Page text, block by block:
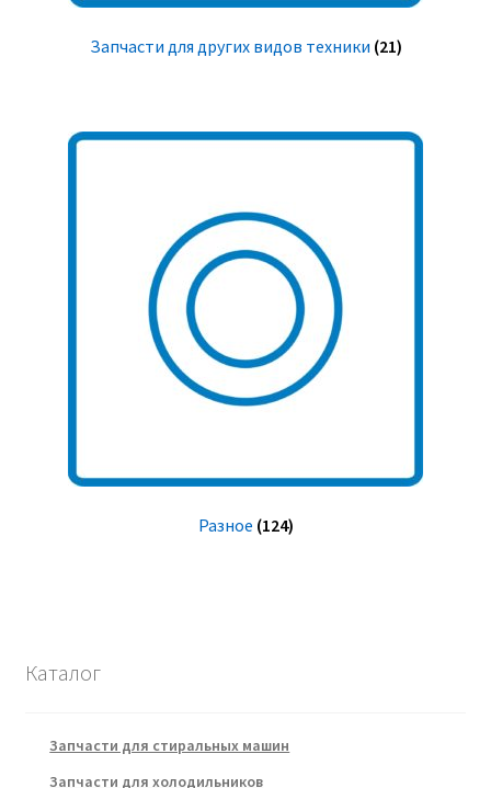
Запчасти для других видов техники (21)
Разное (124)
Каталог
Запчасти для стиральных машин
Запчасти для холодильников